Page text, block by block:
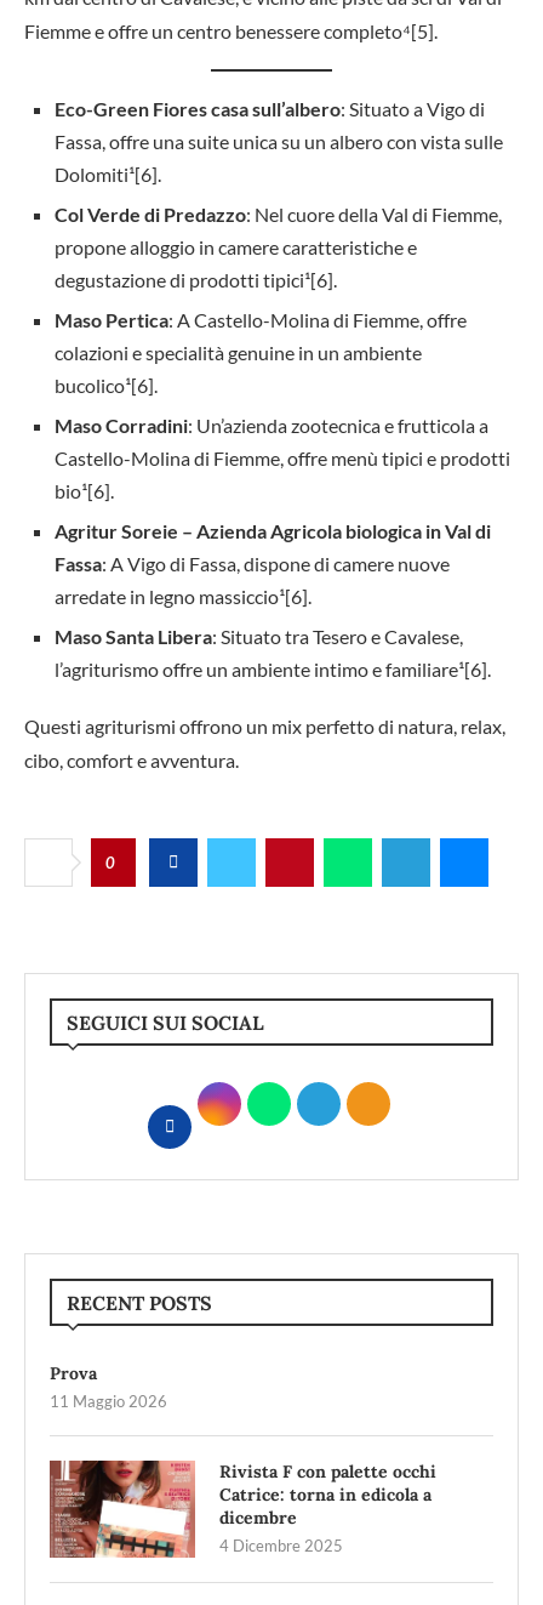
Fiemme e offre un centro benessere completo⁴[5].
Eco-Green Fiores casa sull’albero: Situato a Vigo di
Fassa, offre una suite unica su un albero con vista sulle
Dolomiti¹[6].
Col Verde di Predazzo: Nel cuore della Val di Fiemme,
propone alloggio in camere caratteristiche e
degustazione di prodotti tipici¹[6].
Maso Pertica: A Castello-Molina di Fiemme, offre
colazioni e specialità genuine in un ambiente
bucolico¹[6].
Maso Corradini: Un’azienda zootecnica e frutticola a
Castello-Molina di Fiemme, offre menù tipici e prodotti
bio¹[6].
Agritur Soreie – Azienda Agricola biologica in Val di
Fassa: A Vigo di Fassa, dispone di camere nuove
arredate in legno massiccio¹[6].
Maso Santa Libera: Situato tra Tesero e Cavalese,
l’agriturismo offre un ambiente intimo e familiare¹[6].
Questi agriturismi offrono un mix perfetto di natura, relax,
cibo, comfort e avventura.
0
SEGUICI SUI SOCIAL
RECENT POSTS
Prova
11 Maggio 2026
Rivista F con palette occhi
Catrice: torna in edicola a
dicembre
4 Dicembre 2025